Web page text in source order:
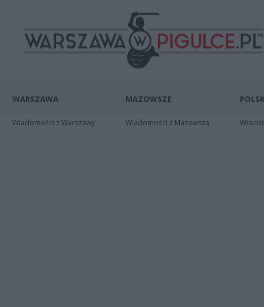
WARSZAWA
Wiadomości z Warszawy
MAZOWSZE
Wiadomości z Mazowsza